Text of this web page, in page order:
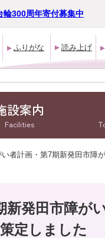
輪300周年寄付募集中
ふりがな 読み上げ
設案内
Facilities
者計画・第7期新発田市障
発田市障が
定しました